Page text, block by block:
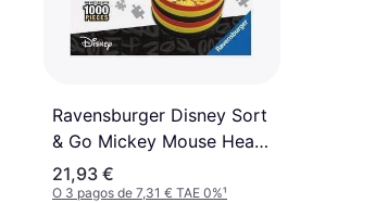
Ravensburger Disney Sort
& Go Mickey Mouse Head
Shaped Sorting Trays
21,93 €
O 3 pagos de 7,31 € TAE 0%¹